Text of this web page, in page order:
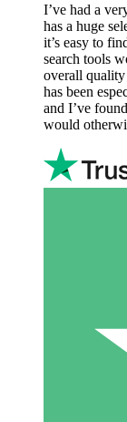
I’ve had a
has a huge
it’s easy to
search tools
overall quality
has been
and I’ve
would